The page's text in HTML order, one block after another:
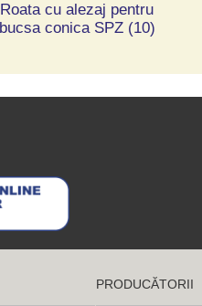
Roata cu alezaj pentru
bucsa conica SPZ (10)
PRODUCĂTORII